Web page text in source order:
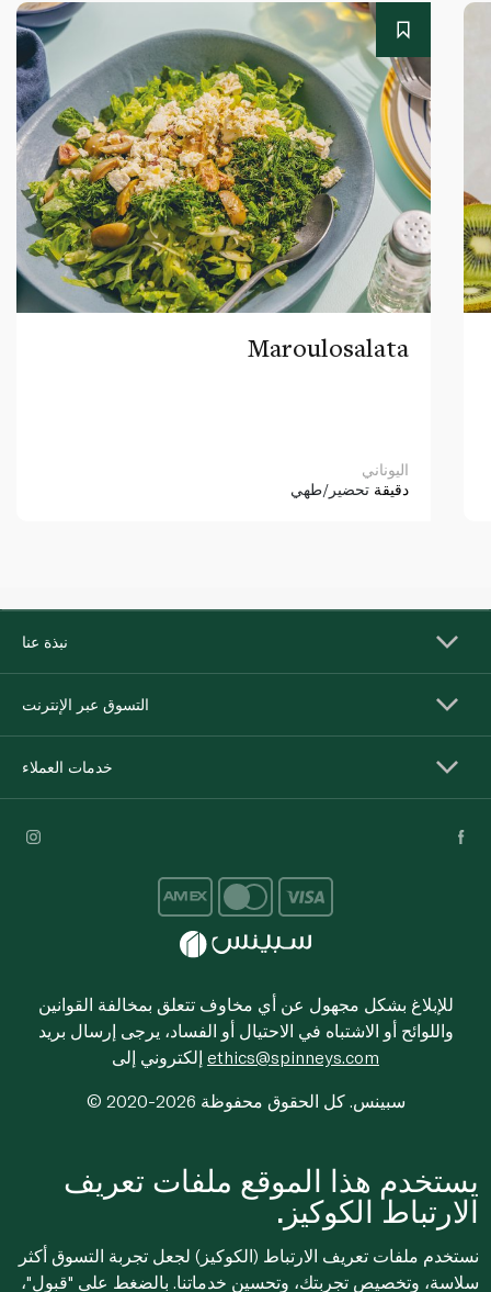
Maroulosalata
اليوناني
دقيقة تحضير/طهي
نبذة عنا
التسوق عبر الإنترنت
خدمات العملاء
للإبلاغ بشكل مجهول عن أي مخاوف تتعلق بمخالفة القوانين
واللوائح أو الاشتباه في الاحتيال أو الفساد، يرجى إرسال بريد
ethics@spinneys.com
© 2020-2026 سبينس. كل الحقوق محفوظة
يستخدم هذا الموقع ملفات تعريف
الارتباط الكوكيز.
نستخدم ملفات تعريف الارتباط (الكوكيز) لجعل تجربة التسوق أكثر
سلاسة، وتخصيص تجربتك، وتحسين خدماتنا. بالضغط على "قبول"،